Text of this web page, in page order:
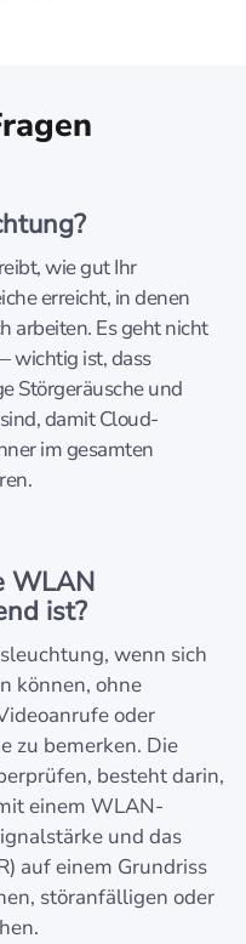
wie gut Ihr
erreicht, in denen
arbeiten. Es geht nicht
wichtig ist, dass
Störgeräusche und
damit Cloud-
im gesamten
WLAN
ist?
wenn sich
können, ohne
oder
zu bemerken. Die
besteht darin,
einem WLAN-
und das
auf einem Grundriss
störanfälligen oder